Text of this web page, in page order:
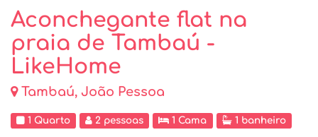
Aconchegante flat na
praia de Tambaú -
LikeHome
Tambaú, João Pessoa
1 Quarto 2 pessoas 1 Cama 1 banheiro